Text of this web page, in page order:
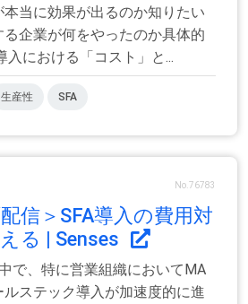
本当に効果が出るのか知りたい
る企業が何をやったのか具体的
入における「コスト」と...
生産性 SFA
No.76783
信＞SFA導入の費用対
る | Senses
で、特に営業組織においてMA
ルステック導入が加速度的に進